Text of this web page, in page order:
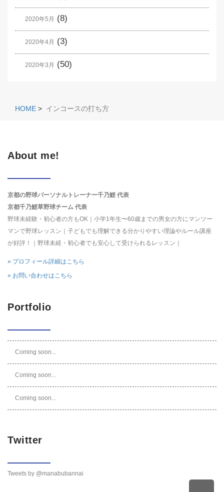
2020年5月 (8)
2020年4月 (3)
2020年3月 (50)
HOME > インコースの打ち方
About me!
京都の野球パーソナルトレーナー千乃鯉 代表
京都千乃鯉草野球チーム 代表
野球未経験・初心者の方もOK｜小学1年生〜60歳までの男女の方にマンツー
マンで野球レッスン｜子どもでも理解できる分かりやすい理論やルール講座
が好評！｜野球未経・初心者でも安心して受けられるレッスン｜
» プロフィール詳細はこちら
» お問い合わせはこちら
Portfolio
Coming soon...
Coming soon...
Coming soon...
Twitter
Tweets by @manabubannai